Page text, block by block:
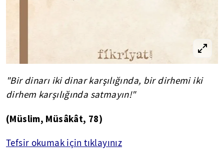
"Bir dinarı iki dinar karşılığında, bir dirhemi iki
dirhem karşılığında satmayın!"
(Müslim, Müsâkât, 78)
Tefsir okumak için tıklayınız